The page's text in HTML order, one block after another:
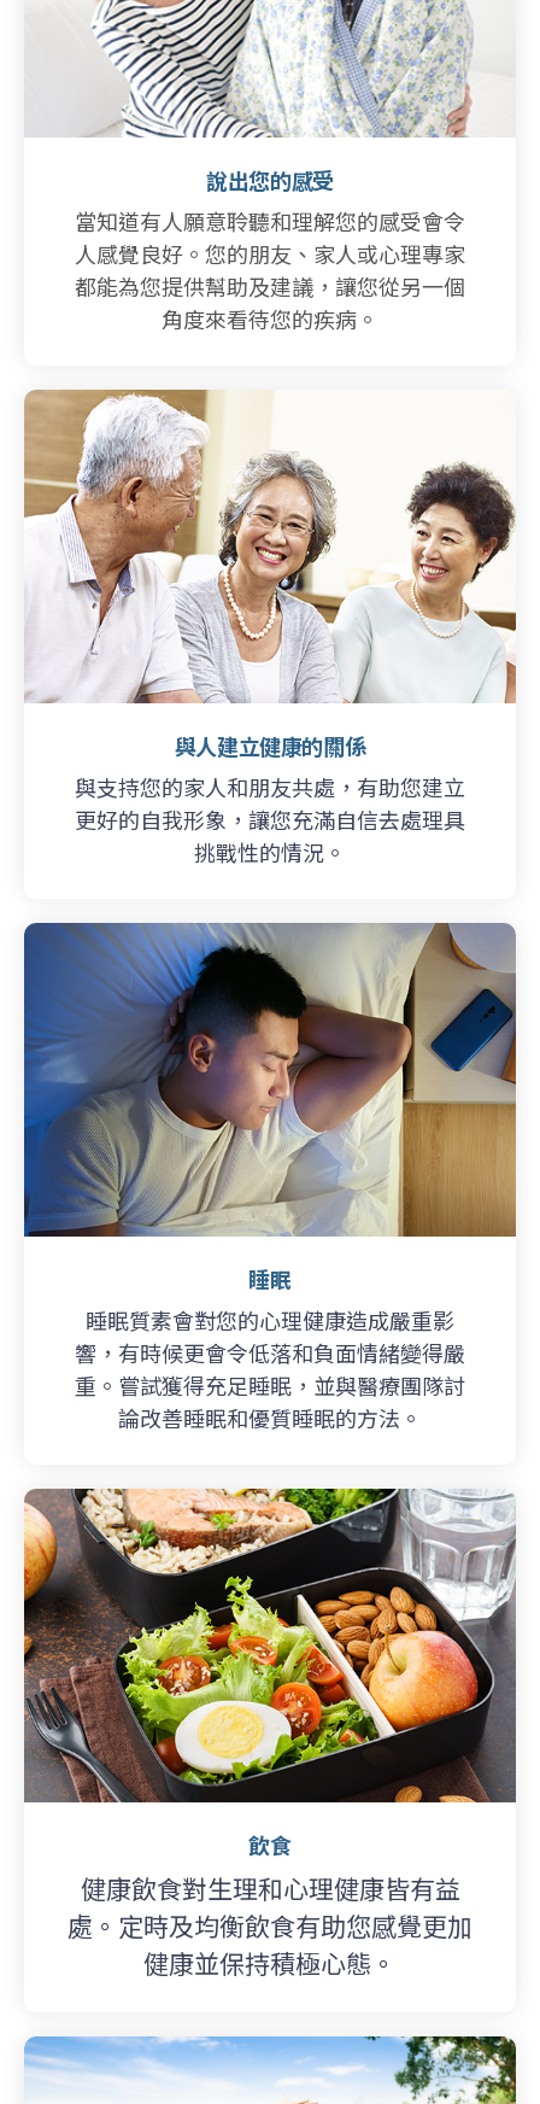
說出您的感受
當知道有人願意聆聽和理解您的感受會令
人感覺良好。您的朋友、家人或心理專家
都能為您提供幫助及建議，讓您從另一個
角度來看待您的疾病。
與人建立健康的關係
與支持您的家人和朋友共處，有助您建立
更好的自我形象，讓您充滿自信去處理具
挑戰性的情況。
睡眠
睡眠質素會對您的心理健康造成嚴重影
響，有時候更會令低落和負面情緒變得嚴
重。嘗試獲得充足睡眠，並與醫療團隊討
論改善睡眠和優質睡眠的方法。
飲食
健康飲食對生理和心理健康皆有益
處。定時及均衡飲食有助您感覺更加
健康並保持積極心態。